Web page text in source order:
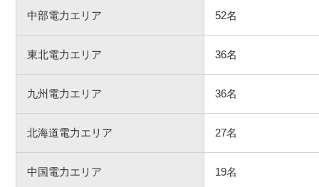
中部電力エリア 52名
東北電力エリア 36名
九州電力エリア 36名
北海道電力エリア 27名
中国電力エリア 19名